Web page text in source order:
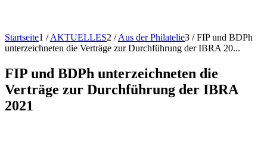
Startseite1 / AKTUELLES2 / Aus der Philatelie3 / FIP und BDPh
unterzeichneten die Verträge zur Durchführung der IBRA 20...
FIP und BDPh unterzeichneten die
Verträge zur Durchführung der IBRA
2021